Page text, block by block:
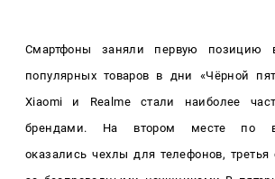
Смартфоны заняли первую позицию
популярных товаров в дни «Чёрной
Xiaomi и Realme стали наиболее
брендами. На втором месте по
оказались чехлы для телефонов, третья